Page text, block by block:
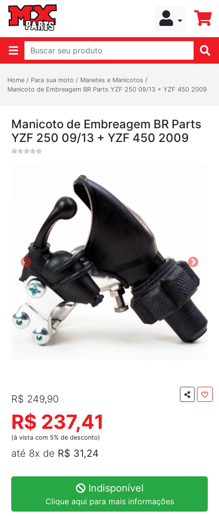
Home / Para sua moto / Manetes e Manicotos /
Manicoto de Embreagem BR Parts YZF 250 09/13 + YZF 450 2009
Manicoto de Embreagem BR Parts
YZF 250 09/13 + YZF 450 2009
R$ 249,90
R$ 237,41
(à vista com 5% de desconto)
até 8x de R$ 31,24
Indisponível
Clique aqui para mais informações